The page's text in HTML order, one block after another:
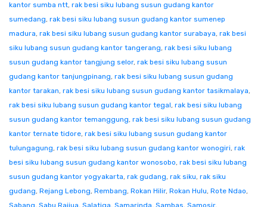
kantor sumba ntt, rak besi siku lubang susun gudang kantor
sumedang, rak besi siku lubang susun gudang kantor sumenep
madura, rak besi siku lubang susun gudang kantor surabaya, rak besi
siku lubang susun gudang kantor tangerang, rak besi siku lubang
susun gudang kantor tangjung selor, rak besi siku lubang susun
gudang kantor tanjungpinang, rak besi siku lubang susun gudang
kantor tarakan, rak besi siku lubang susun gudang kantor tasikmalaya,
rak besi siku lubang susun gudang kantor tegal, rak besi siku lubang
susun gudang kantor temanggung, rak besi siku lubang susun gudang
kantor ternate tidore, rak besi siku lubang susun gudang kantor
tulungagung, rak besi siku lubang susun gudang kantor wonogiri, rak
besi siku lubang susun gudang kantor wonosobo, rak besi siku lubang
susun gudang kantor yogyakarta, rak gudang, rak siku, rak siku
gudang, Rejang Lebong, Rembang, Rokan Hilir, Rokan Hulu, Rote Ndao,
Sabang, Sabu Raijua, Salatiga, Samarinda, Sambas, Samosir,